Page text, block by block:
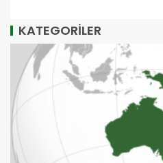
KATEGORİLER